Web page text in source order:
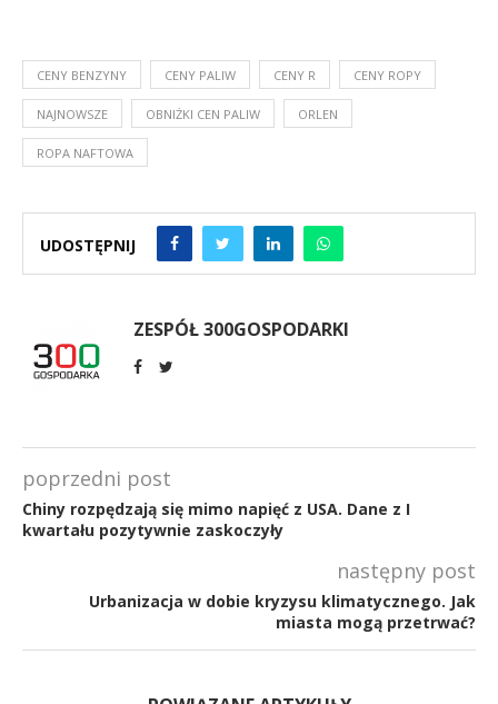
CENY BENZYNY CENY PALIW CENY R CENY ROPY
NAJNOWSZE OBNIŻKI CEN PALIW ORLEN
ROPA NAFTOWA
UDOSTĘPNIJ
ZESPÓŁ 300GOSPODARKI
poprzedni post
Chiny rozpędzają się mimo napięć z USA. Dane z I
kwartału pozytywnie zaskoczyły
następny post
Urbanizacja w dobie kryzysu klimatycznego. Jak
miasta mogą przetrwać?